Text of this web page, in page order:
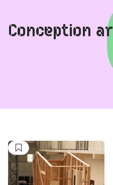
Conception
Suivre